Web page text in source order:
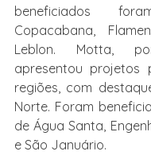
beneficiados
Copacabana,
Leblon. Motta,
apresentou projetos
regiões, com
Norte. Foram
de Água Santa,
e São Januário.